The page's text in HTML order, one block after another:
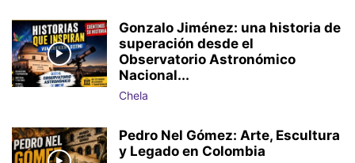
Gonzalo Jiménez: una historia de
superación desde el
Observatorio Astronómico
Nacional...
Chela
Pedro Nel Gómez: Arte, Escultura
y Legado en Colombia